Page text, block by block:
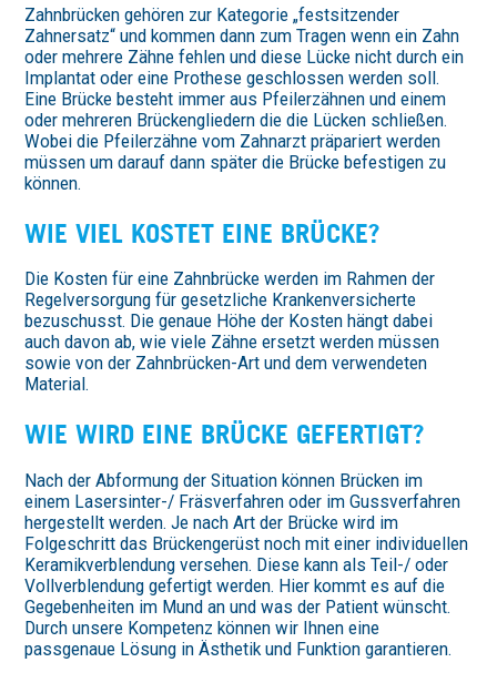
Zahnbrücken gehören zur Kategorie „festsitzender
Zahnersatz“ und kommen dann zum Tragen wenn ein Zahn
oder mehrere Zähne fehlen und diese Lücke nicht durch ein
Implantat oder eine Prothese geschlossen werden soll.
Eine Brücke besteht immer aus Pfeilerzähnen und einem
oder mehreren Brückengliedern die die Lücken schließen.
Wobei die Pfeilerzähne vom Zahnarzt präpariert werden
müssen um darauf dann später die Brücke befestigen zu
können.
WIE VIEL KOSTET EINE BRÜCKE?
Die Kosten für eine Zahnbrücke werden im Rahmen der
Regelversorgung für gesetzliche Krankenversicherte
bezuschusst. Die genaue Höhe der Kosten hängt dabei
auch davon ab, wie viele Zähne ersetzt werden müssen
sowie von der Zahnbrücken-Art und dem verwendeten
Material.
WIE WIRD EINE BRÜCKE GEFERTIGT?
Nach der Abformung der Situation können Brücken im
einem Lasersinter-/ Fräsverfahren oder im Gussverfahren
hergestellt werden. Je nach Art der Brücke wird im
Folgeschritt das Brückengerüst noch mit einer individuellen
Keramikverblendung versehen. Diese kann als Teil-/ oder
Vollverblendung gefertigt werden. Hier kommt es auf die
Gegebenheiten im Mund an und was der Patient wünscht.
Durch unsere Kompetenz können wir Ihnen eine
passgenaue Lösung in Ästhetik und Funktion garantieren.